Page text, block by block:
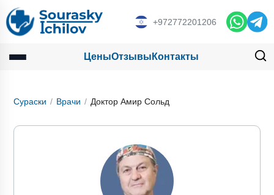
+972772201206
ЦеныОтзывы Контакты
Сураски Врачи Доктор Амир Сольд